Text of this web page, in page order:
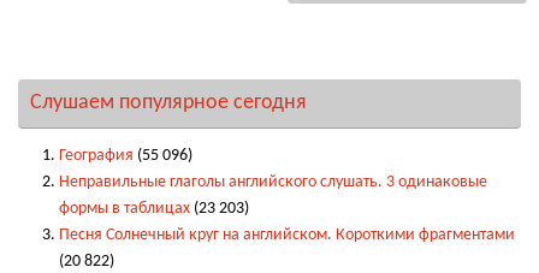
Слушаем популярное сегодня
География (55 096)
Неправильные глаголы английского слушать. 3 одинаковые
формы в таблицах (23 203)
Песня Солнечный круг на английском. Короткими фрагментами
(20 822)